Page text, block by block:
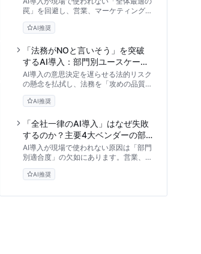
形態の比較評価
罠」を回避し、営業、マーケティング、
バックオフィスなど部門別に最適化され
たユースケースを徹底解説。現場主導で
SaaSとAPI開発の比較検証、ハルシネ
ーション対策まで、DX推進担当者が知
るべき実践的アプローチを提供します。
AI推奨
「法務がNOと言いそう」を突破
するAI導入：部門別ユースケース
の法的リスク評価と攻めのガバナ
ンス構築
AI導入の意思決定を遅らせる法的リスク
の懸念を払拭し、法務を「攻めの品質管
理」として再定義するアプローチを解説
します。営業・開発・人事など部門別の
階のリスク判定フレームワーク、システ
ム的なガードレール設計まで、現場の利
便性と安全性を両立させる知見を提供し
ます。
AI推奨
「全社一律のAI導入」はなぜ失敗
するのか？主要4大ベンダーの部
門別適合度と業務フロー別選定ア
プローチ
AI導入が現場で使われない原因は「部門
別適合度」の欠如にあります。営業、マ
ーケ、法務など部門ごとの業務フローに
最適なAIはどれか。主要4大ベンダーの
し、実践的な選定基準を解説します。
AI推奨